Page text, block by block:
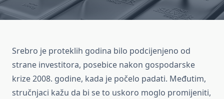
Srebro je proteklih godina bilo podcijenjeno od
strane investitora, posebice nakon gospodarske
krize 2008. godine, kada je počelo padati. Međutim,
stručnjaci kažu da bi se to uskoro moglo promijeniti,